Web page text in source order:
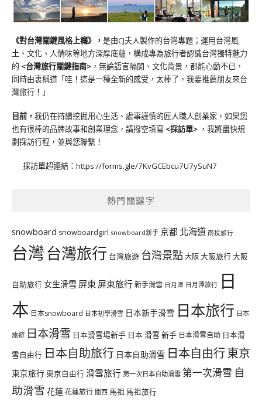
《對台灣關鍵風格上癮》 ， 是由CJ夫人製作的台灣專題；運用台灣風
土、文化、人情味等地方深厚底蘊，構成專為旅行者認識台灣獨特魅力
的 <台灣旅行關鍵指南> ，無論語言隔閡、文化背景，都能心動不已，
同時由衷稱道「哇！這是一種全新的感受，太棒了，我要推薦朋友來台
灣旅行！」
目前， 我仍在持續挖掘用心生活、處事謹慎的匠人職人創業家，如果您
也有很棒的品牌故事和創業理念，請撥空填寫 <採訪單> ，我將盡快規
劃採訪行程，並與您聯繫！
採訪單超連結： https://forms.gle/7KvGCEbcu7U7ySuN7
熱門關鍵字
snowboard snowboardgirl snowboard新手 京都 北海道 南投旅行
台灣台灣旅行 台灣旅遊 台灣景點大阪大阪旅行大阪
自助旅行 女生滑雪 屏東 屏東旅行新手滑雪 日月潭 日月潭旅行 日
本 日本snowboard 日本初學滑雪 日本新手滑雪 日本旅行 日本
旅遊 日本滑雪 日本滑雪場新手 日本 滑雪 新手 日本滑雪自助 日本滑
雪自由行 日本自助旅行 日本自助滑雪 日本自由行東京
東京旅行 東京自由行 滑雪旅行 第一次日本自助滑雪 第一次滑雪 自
助滑雪 花蓮花蓮旅行 關西 馬祖 馬祖旅行